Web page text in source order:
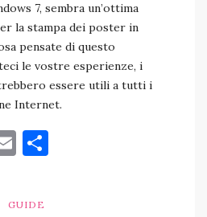
7, sembra un’ottima
la stampa dei poster in
pensate di questo
le vostre esperienze, i
essere utili a tutti i
Internet.
Email
GUIDE